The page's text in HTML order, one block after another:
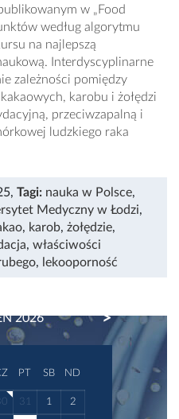
w „Food
według algorytmu
na najlepszą
Interdyscyplinarne
zależności pomiędzy
karobu i żołędzi
przeciwzapalną i
ludzkiego raka
, Tagi: nauka w Polsce,
Medyczny w Łodzi,
, karob, żołędzie,
, właściwości
, lekooporność
2026 NEXT
PT SB ND
31 1 2